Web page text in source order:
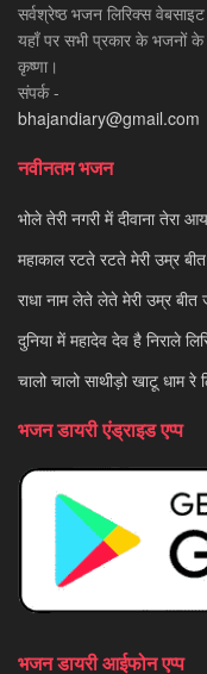
सर्वश्रेष्ठ भजन लिरिक्स
यहाँ पर सभी प्रकार के भजनों
कृष्णा।
संपर्क -
bhajandiary@gmail.com
नवीनतम भजन
भोले तेरी नगरी में दीवाना तेरा
महाकाल रटते रटते मेरी उम्र
राधा नाम लेते लेते मेरी उम्र बीत
दुनिया में महादेव देव है निराले
चालो चालो साथीड़ो खाटू धाम रे
भजन डायरी एंड्राइड एप्प
भजन डायरी आईफोन एप्प